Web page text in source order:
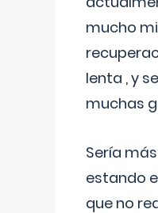
mucho
lenta , y
muchas
Sería
estando
que no